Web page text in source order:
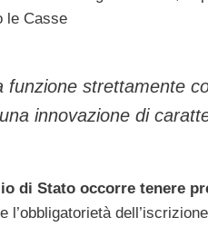
le Casse
funzione strettamente
innovazione di
di Stato occorre tenere
l’obbligatorietà